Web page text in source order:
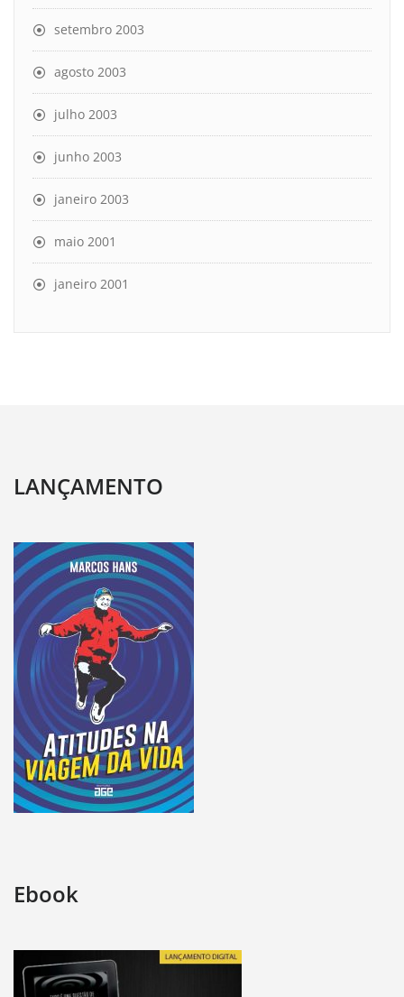
setembro 2003
agosto 2003
julho 2003
junho 2003
janeiro 2003
maio 2001
janeiro 2001
LANÇAMENTO
Ebook